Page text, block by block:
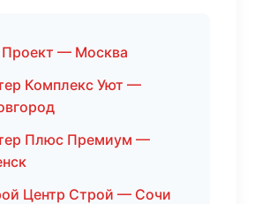
— Москва
Комплекс Уют —
Плюс Премиум —
Центр Строй — Сочи